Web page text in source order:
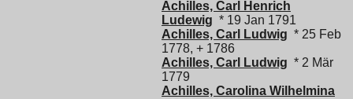
Achilles, Carl Henrich
Ludewig * 19 Jan 1791
Achilles, Carl Ludwig * 25 Feb
1778, + 1786
Achilles, Carl Ludwig * 2 Mär
1779
Achilles, Carolina Wilhelmina